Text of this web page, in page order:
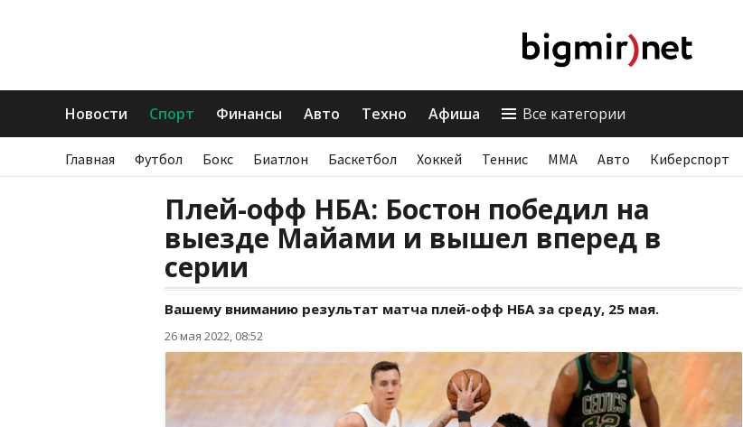
Новости Спорт Финансы Авто Техно Афиша Все категории
Главная Футбол Бокс Биатлон Баскетбол Хоккей Теннис ММА Авто Киберспорт
Плей-офф НБА: Бостон победил на
выезде Майами и вышел вперед в
серии
Вашему вниманию результат матча плей-офф НБА за среду, 25 мая.
26 мая 2022, 08:52